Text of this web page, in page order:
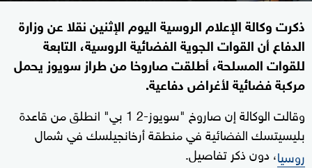
ذكرت وكالة الإعلام الروسية اليوم الإثنين نقلا عن وزارة
الدفاع أن القوات الجوية الفضائية الروسية، التابعة
للقوات المسلحة، أطلقت صاروخا من طراز سويوز يحمل
مركبة فضائية لأغراض دفاعية.
وقالت الوكالة إن صاروخ "سويوز-2 1 بي" انطلق من قاعدة
بليسيتسك الفضائية في منطقة أرخانجيلسك في شمال
روسيا، دون ذكر تفاصيل.